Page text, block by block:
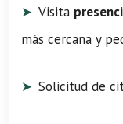
Visita
más cercana y
Solicitud de